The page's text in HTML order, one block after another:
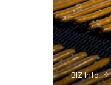
BIZ Info